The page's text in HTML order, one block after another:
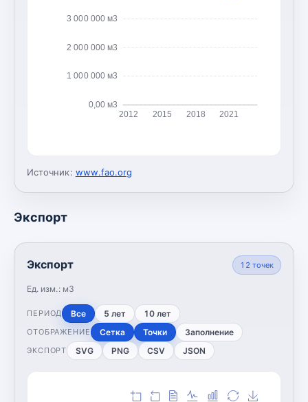
0,00 м3
1 000 000 м3
2 000 000 м3
3 000 000 м3
2012 2015 2018 2021
Источник: www.fao.org
Экспорт
Экспорт
Ед. изм.: м3
12 точек
ПЕРИОД Все 5 лет 10 лет
ОТОБРАЖЕНИЕ Сетка Точки Заполнение
ЭКСПОРТ SVG PNG CSV JSON